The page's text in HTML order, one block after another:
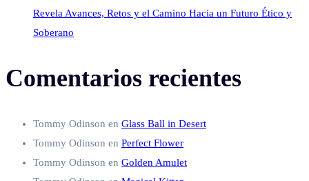
Revela Avances, Retos y el Camino Hacia un Futuro Ético y
Soberano
Comentarios recientes
Tommy Odinson en Glass Ball in Desert
Tommy Odinson en Perfect Flower
Tommy Odinson en Golden Amulet